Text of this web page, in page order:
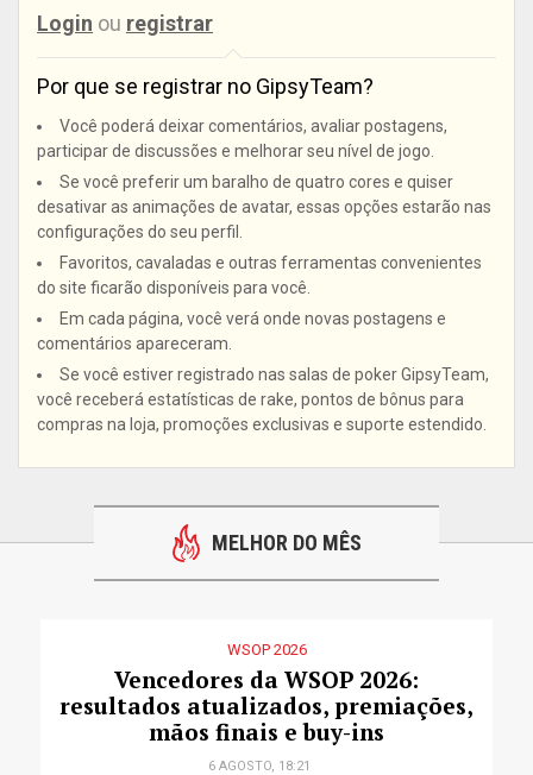
Login ou registrar
Por que se registrar no GipsyTeam?
Você poderá deixar comentários, avaliar postagens,
participar de discussões e melhorar seu nível de jogo.
Se você preferir um baralho de quatro cores e quiser
desativar as animações de avatar, essas opções estarão nas
configurações do seu perfil.
Favoritos, cavaladas e outras ferramentas convenientes
do site ficarão disponíveis para você.
Em cada página, você verá onde novas postagens e
comentários apareceram.
Se você estiver registrado nas salas de poker GipsyTeam,
você receberá estatísticas de rake, pontos de bônus para
compras na loja, promoções exclusivas e suporte estendido.
MELHOR DO MÊS
WSOP 2026
Vencedores da WSOP 2026:
resultados atualizados, premiações,
mãos finais e buy-ins
6 AGOSTO, 18:21